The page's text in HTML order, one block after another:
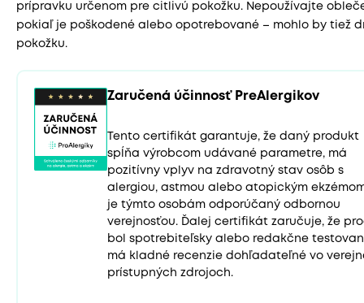
prípravku určenom pre citlivú pokožku. Nepoužívajte
pokiaľ je poškodené alebo opotrebované – mohlo by tiež
pokožku.
Zaručená účinnosť PreAlergikov
Tento certifikát garantuje, že daný produkt
spĺňa výrobcom udávané parametre, má
pozitívny vplyv na zdravotný stav osôb s
alergiou, astmou alebo atopickým
je týmto osobám odporúčaný odbornou
verejnosťou. Ďalej certifikát zaručuje, že
bol spotrebiteľsky alebo redakčne
má kladné recenzie dohľadateľné vo
prístupných zdrojoch.